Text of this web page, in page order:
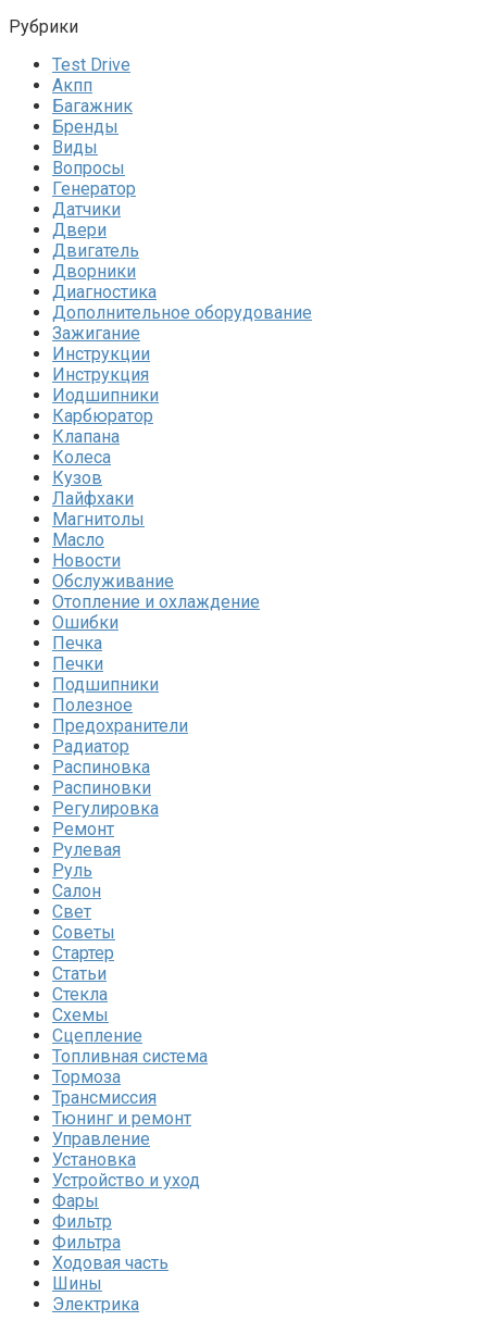
Рубрики
Test Drive
Акпп
Багажник
Бренды
Виды
Вопросы
Генератор
Датчики
Двери
Двигатель
Дворники
Диагностика
Дополнительное оборудование
Зажигание
Инструкции
Инструкция
Иодшипники
Карбюратор
Клапана
Колеса
Кузов
Лайфхаки
Магнитолы
Масло
Новости
Обслуживание
Отопление и охлаждение
Ошибки
Печка
Печки
Подшипники
Полезное
Предохранители
Радиатор
Распиновка
Распиновки
Регулировка
Ремонт
Рулевая
Руль
Салон
Свет
Советы
Стартер
Статьи
Стекла
Схемы
Сцепление
Топливная система
Тормоза
Трансмиссия
Тюнинг и ремонт
Управление
Установка
Устройство и уход
Фары
Фильтр
Фильтра
Ходовая часть
Шины
Электрика